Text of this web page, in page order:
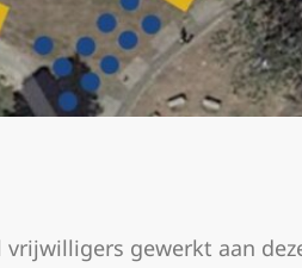
gewerkt aan